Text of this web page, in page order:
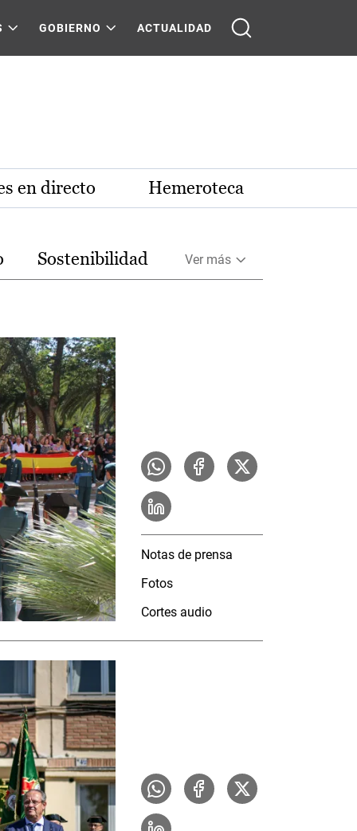
GOBIERNO ACTUALIDAD
en directo Hemeroteca
Sostenibilidad Ver más
Notas de prensa
Fotos
Cortes audio